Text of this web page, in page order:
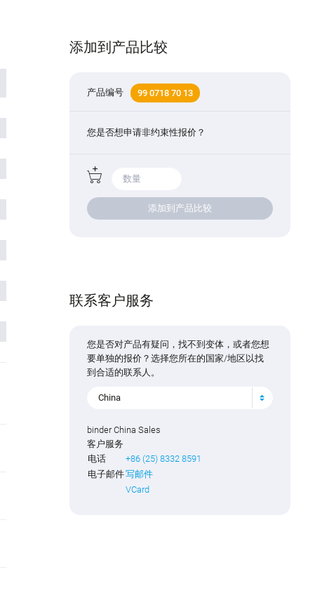
添加到产品比较
产品编号 99 0718 70 13
您是否想申请非约束性报价？
添加到产品比较
联系客户服务
您是否对产品有疑问，找不到变体，或者您想
要单独的报价？选择您所在的国家/地区以找
到合适的联系人。
China
binder China Sales
客户服务
电话
+86 (25) 8332 8591
电子邮件写邮件
VCard